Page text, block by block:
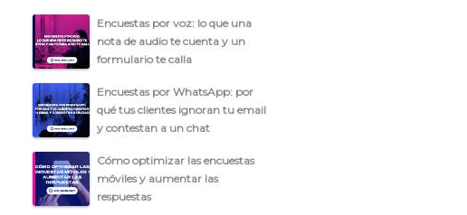
Encuestas por voz: lo que una
nota de audio te cuenta y un
formulario te calla
Encuestas por WhatsApp: por
qué tus clientes ignoran tu email
y contestan a un chat
Cómo optimizar las encuestas
móviles y aumentar las
respuestas